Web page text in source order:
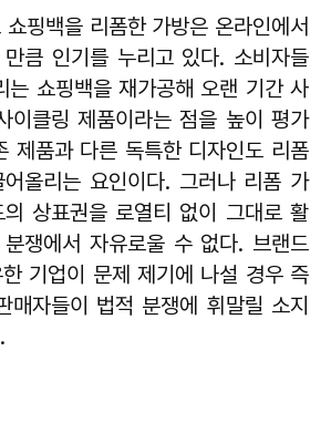
핑백을 리폼한 가방은 온라인에서
큼 인기를 누리고 있다. 소비자들
는 쇼핑백을 재가공해 오랜 기간 사
이클링 제품이라는 점을 높이 평가
제품과 다른 독특한 디자인도 리폼
올리는 요인이다. 그러나 리폼 가
상표권을 로열티 없이 그대로 활
쟁에서 자유로울 수 없다. 브랜드
기업이 문제 제기에 나설 경우 즉
매자들이 법적 분쟁에 휘말릴 소지